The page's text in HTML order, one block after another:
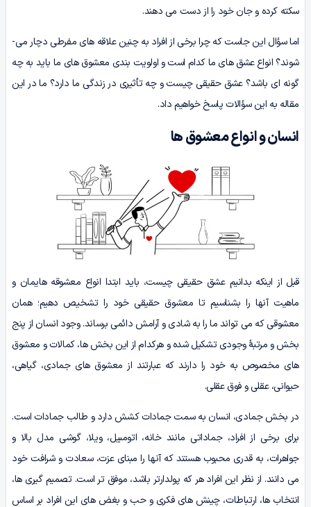
سکته کرده و جان خود را از دست می دهند.
اما سؤال این جاست که چرا برخی از افراد به چنین علاقه­ های مفرطی دچار می­
شوند؟ انواع عشق­ های ما کدام است و اولویت‌ بندی معشوق ­های ما باید به چه
گونه­ ای باشد؟ عشق حقیقی چیست و چه تأثیری در زندگی ما دارد؟ ما در این
مقاله به این سؤالات پاسخ خواهیم داد.
انسان و انواع معشوق ­ها
قبل از اینکه بدانیم عشق حقیقی چیست، باید ابتدا انواع معشوق­ه هایمان و
ماهیت آن­ها را بشناسیم تا معشوق حقیقی خود را تشخیص دهیم؛ همان
معشوقی که می ­تواند ما را به شادی و آرامش دائمی برساند. وجود انسان از پنج
بخش و مرتبۀ وجودی تشکیل شده و هرکدام از این بخش ­ها، کمالات و معشوق
های مخصوص به خود را دارند که عبارتند از معشوق ­های جمادی، گیاهی،
حیوانی، عقلی و فوق عقلی.
در بخش جمادی، انسان به سمت جمادات کشش دارد و طالب جمادات است.
برای برخی از افراد، جماداتی مانند خانه، اتومبیل، ویلا، گوشی مدل بالا و
جواهرات، به قدری محبوب هستند که آن­ها را مبنای عزت، سعادت و شرافت خود
می­ دانند. از نظر این افراد هر که پولدارتر باشد، موفق­ تر است. تصمیم­ گیری ­ها،
انتخاب ­ها، ارتباطات، چینش­ های فکری و حب و بغض ­های این افراد بر اساس